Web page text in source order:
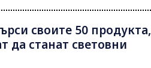
своите 50 продукта,
да станат световни